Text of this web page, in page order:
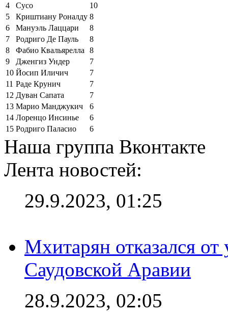
4
Сусо
10
5
Криштиану Роналду 8
6
Мануэль Лаццари
8
7
Родриго Де Пауль
8
8
Фабио Квальярелла
8
9
Дженгиз Ундер
7
10 Йосип Иличич
7
11 Раде Крунич
7
12 Дуван Сапата
7
13 Марио Манджукич
6
14 Лоренцо Инсинье
6
15 Родриго Паласио 6
Наша группа Вконтакте
Лента новостей:
29.9.2023, 01:25
Мхитарян отказался от
Саудовской Аравии
28.9.2023, 02:05